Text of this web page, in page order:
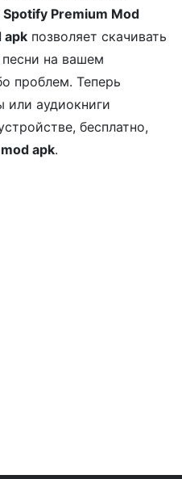
Spotify Premium Mod
apk позволяет скачивать
на вашем
проблем. Теперь
или аудиокниги
бесплатно,
apk.